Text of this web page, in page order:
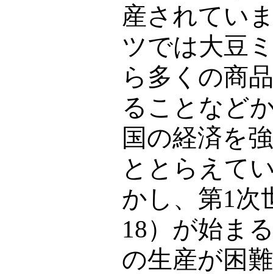
産されてい
ツでは大豆
ら多くの商
ることなど
国の経済を
ととらえて
かし、第1次
18）が始ま
の生産が困